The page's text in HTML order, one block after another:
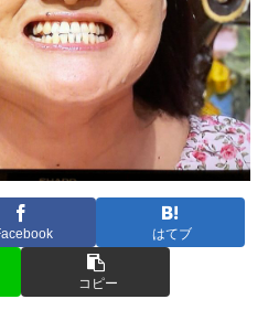
はてブ
コピー